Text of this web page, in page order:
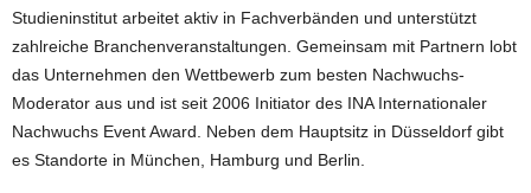
Studieninstitut arbeitet aktiv in Fachverbänden und unterstützt
zahlreiche Branchenveranstaltungen. Gemeinsam mit Partnern lobt
das Unternehmen den Wettbewerb zum besten Nachwuchs-
Moderator aus und ist seit 2006 Initiator des INA Internationaler
Nachwuchs Event Award. Neben dem Hauptsitz in Düsseldorf gibt
es Standorte in München, Hamburg und Berlin.